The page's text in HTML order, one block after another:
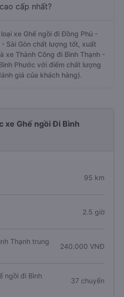
cấp nhất?
xe Ghế ngồi đi Đồng Phú -
Sài Gòn chất lượng tốt, xuất
xe Thành Công đi Bình Thạnh -
Phước với điểm chất lượng
giá của khách hàng).
xe Ghế ngồi Đi Bình
95 km
2.5 giờ
Thạnh trung
240.000 VNĐ
ngồi đi Bình
37 chuyến